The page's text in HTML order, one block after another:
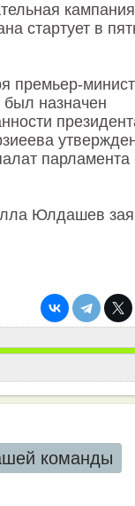
стартует в
премьер-
назначен
парламента
Юлдашев
команды